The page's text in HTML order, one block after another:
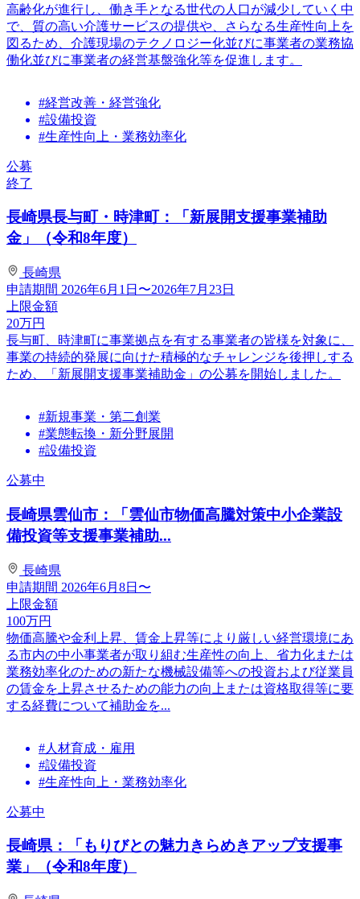
高齢化が進行し、働き手となる世代の人口が減少していく中
で、質の高い介護サービスの提供や、さらなる生産性向上を
図るため、介護現場のテクノロジー化並びに事業者の業務協
働化並びに事業者の経営基盤強化等を促進します。
#経営改善・経営強化
#設備投資
#生産性向上・業務効率化
公募
終了
長崎県長与町・時津町：「新展開支援事業補助
金」（令和8年度）
長崎県
申請期間 2026年6月1日〜2026年7月23日
上限金額
20万円
長与町、時津町に事業拠点を有する事業者の皆様を対象に、
事業の持続的発展に向けた積極的なチャレンジを後押しする
ため、「新展開支援事業補助金」の公募を開始しました。
#新規事業・第二創業
#業態転換・新分野展開
#設備投資
公募中
長崎県雲仙市：「雲仙市物価高騰対策中小企業設
備投資等支援事業補助...
長崎県
申請期間 2026年6月8日〜
上限金額
100万円
物価高騰や金利上昇、賃金上昇等により厳しい経営環境にあ
る市内の中小事業者が取り組む生産性の向上、省力化または
業務効率化のための新たな機械設備等への投資および従業員
の賃金を上昇させるための能力の向上または資格取得等に要
する経費について補助金を...
#人材育成・雇用
#設備投資
#生産性向上・業務効率化
公募中
長崎県：「もりびとの魅力きらめきアップ支援事
業」（令和8年度）